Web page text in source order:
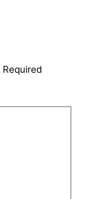
Required